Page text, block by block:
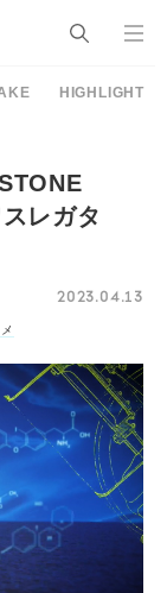
HIGHLIGHT
レガタ
2023.04.13